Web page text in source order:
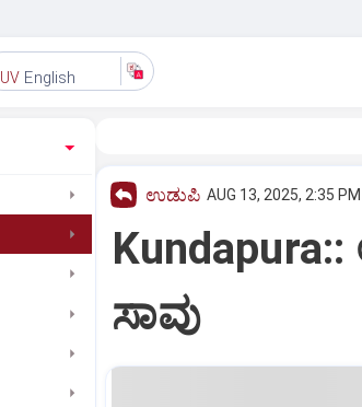
UV English
ಉಡುಪಿ AUG 13, 2025, 2:35
ಸಾವು